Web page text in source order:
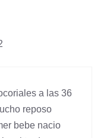
a las 36
reposo
bebe nacio